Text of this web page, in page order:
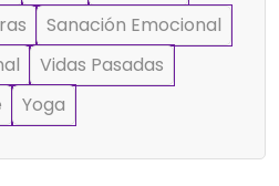
Sanación Emocional
Vidas Pasadas
Yoga